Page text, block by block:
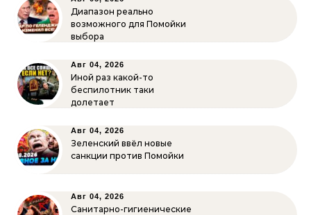
Диапазон реально
возможного для Помойки
выбора
Авг 04, 2026
Иной раз какой-то
беспилотник таки
долетает
Авг 04, 2026
Зеленский ввёл новые
санкции против Помойки
Авг 04, 2026
Санитарно-гигиенические